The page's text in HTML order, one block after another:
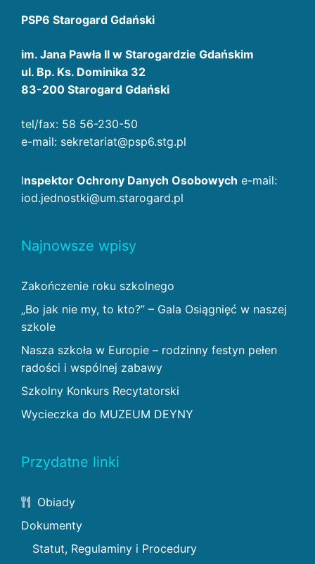
PSP6 Starogard Gdański
im. Jana Pawła II w Starogardzie Gdańskim
ul. Bp. Ks. Dominika 32
83-200 Starogard Gdański
tel/fax: 58 56-230-50
e-mail: sekretariat@psp6.stg.pl
Inspektor Ochrony Danych Osobowych e-mail:
iod.jednostki@um.starogard.pl
Najnowsze wpisy
Zakończenie roku szkolnego
„Bo jak nie my, to kto?” – Gala Osiągnięć w naszej
szkole
Nasza szkoła w Europie – rodzinny festyn pełen
radości i wspólnej zabawy
Szkolny Konkurs Recytatorski
Wycieczka do MUZEUM DEYNY
Przydatne linki
Obiady
Dokumenty
Statut, Regulaminy i Procedury